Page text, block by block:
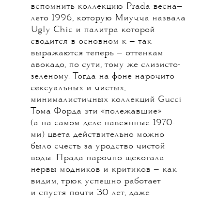
вспомнить коллекцию Prada весна—
лето 1996, которую Миучча назвала
Ugly Chic и палитра которой
сводится в основном к — так
выражаются теперь — оттенкам
авокадо, по сути, тому же слизисто-
зеленому. Тогда на фоне нарочито
сексуальных и чистых,
минималистичных коллекций Gucci
Тома Форда эти «полежавшие»
(а на самом деле навеянные 1970-
ми) цвета действительно можно
было счесть за уродство чистой
воды. Прада нарочно щекотала
нервы модников и критиков — как
видим, трюк успешно работает
и спустя почти 30 лет, даже